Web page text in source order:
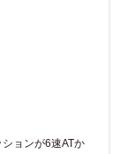
ョンが6速ATか